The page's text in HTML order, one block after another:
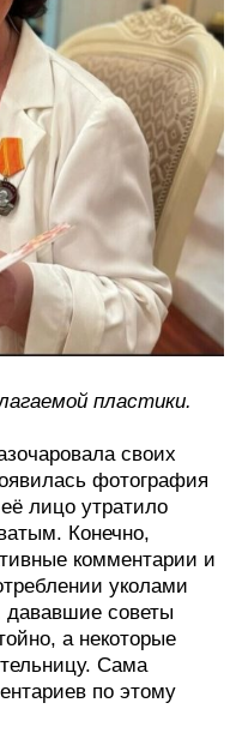
пластики.
своих
фотография
лицо утратило
Конечно,
комментарии и
уколами
советы
а некоторые
Сама
по этому